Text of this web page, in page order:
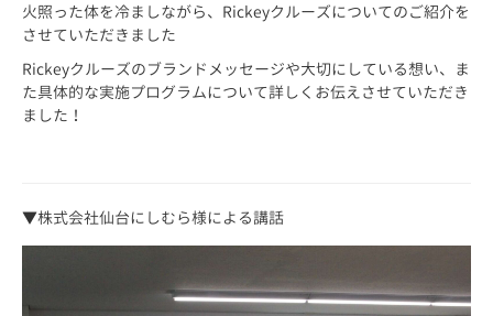
火照った体を冷ましながら、Rickeyクルーズについてのご紹介を
させていただきました
Rickeyクルーズのブランドメッセージや大切にしている想い、ま
た具体的な実施プログラムについて詳しくお伝えさせていただき
ました！
▼株式会社仙台にしむら様による講話